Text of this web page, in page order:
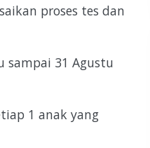
proses tes dan
sampai 31 Agustu
1 anak yang